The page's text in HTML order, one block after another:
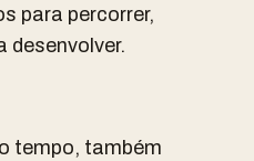
para percorrer,
desenvolver.
tempo, também